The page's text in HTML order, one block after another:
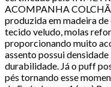
ACOMPANHA
produzida em madeira
tecido veludo, molas
proporcionando muito
assento possui
durabilidade. Já o puff
pés tornando esse